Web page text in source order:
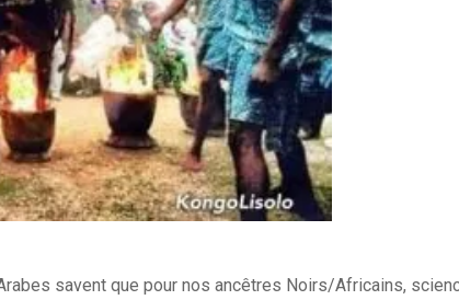
savent que pour nos ancêtres Noirs/Africains,